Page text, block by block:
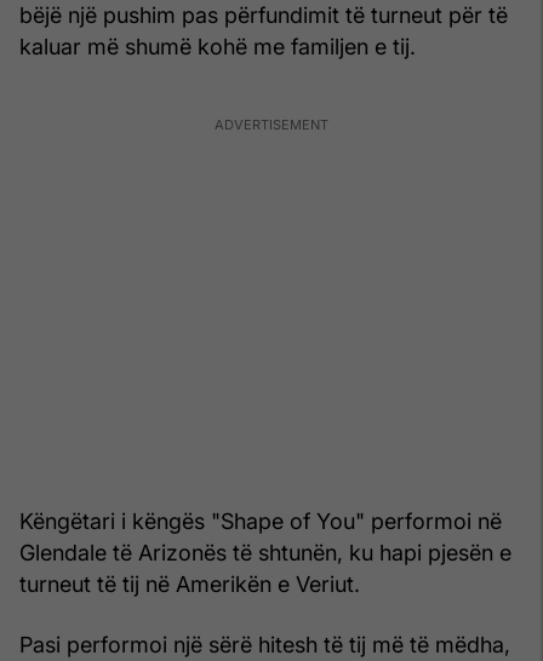
bëjë një pushim pas përfundimit të turneut për të
kaluar më shumë kohë me familjen e tij.
Këngëtari i këngës "Shape of You" performoi në
Glendale të Arizonës të shtunën, ku hapi pjesën e
turneut të tij në Amerikën e Veriut.
Pasi performoi një sërë hitesh të tij më të mëdha,